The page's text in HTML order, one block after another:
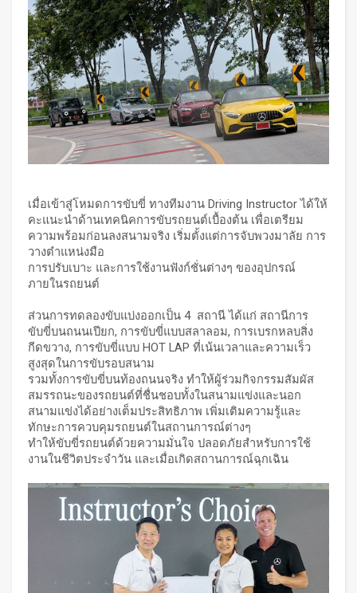
เมื่อเข้าสู่โหมดการขับขี่ ทางทีมงาน Driving Instructor ได้ให้
คะแนะนำด้านเทคนิคการขับรถยนต์เบื้องต้น เพื่อเตรียม
ความพร้อมก่อนลงสนามจริง เริ่มตั้งแต่การจับพวงมาลัย การ
วางตำแหน่งมือ
การปรับเบาะ และการใช้งานฟังก์ชั่นต่างๆ ของอุปกรณ์
ภายในรถยนต์
ส่วนการทดลองขับแบ่งออกเป็น 4 สถานี ได้แก่ สถานีการ
ขับขี่บนถนนเปียก, การขับขี่แบบสลาลอม, การเบรกหลบสิ่ง
กีดขวาง, การขับขี่แบบ HOT LAP ที่เน้นเวลาและความเร็ว
สูงสุดในการขับรอบสนาม
รวมทั้งการขับขี่บนท้องถนนจริง ทำให้ผู้ร่วมกิจกรรมสัมผัส
สมรรถนะของรถยนต์ที่ชื่นชอบทั้งในสนามแข่งและนอก
สนามแข่งได้อย่างเต็มประสิทธิภาพ เพิ่มเติมความรู้และ
ทักษะการควบคุมรถยนต์ในสถานการณ์ต่างๆ
ทำให้ขับขี่รถยนต์ด้วยความมั่นใจ ปลอดภัยสำหรับการใช้
งานในชีวิตประจำวัน และเมื่อเกิดสถานการณ์ฉุกเฉิน